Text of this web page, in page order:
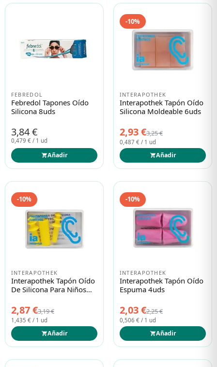
FEBREDOL
Febredol Tapones Oído
Silicona 8uds
3,84 €
0,479 € / 1 ud
Añadir
INTERAPOTHEK
Interapothek Tapón Oído
Silicona Moldeable 6uds
2,93 €3,25 €
0,487 € / 1 ud
Añadir
-10%
INTERAPOTHEK
Interapothek Tapón Oído
De Silicona Para Niños
2,87 €3,19 €
1,435 € / 1 ud
Añadir
-10%
INTERAPOTHEK
Interapothek Tapón Oído
Espuma 4uds
2,03 €2,25 €
0,506 € / 1 ud
Añadir
-10%